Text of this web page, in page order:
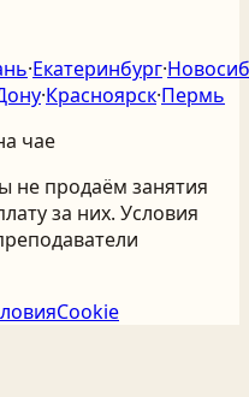
·Екатеринбург·
·Красноярск·Пермь
чае
не продаём занятия
за них. Условия
Cookie